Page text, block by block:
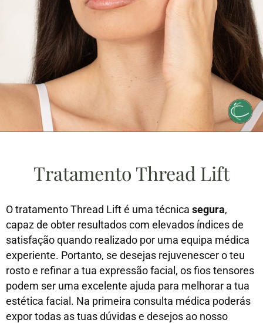
Tratamento Thread Lift
O tratamento Thread Lift é uma técnica segura,
capaz de obter resultados com elevados índices de
satisfação quando realizado por uma equipa médica
experiente. Portanto, se desejas rejuvenescer o teu
rosto e refinar a tua expressão facial, os fios tensores
podem ser uma excelente ajuda para melhorar a tua
estética facial. Na primeira consulta médica poderás
expor todas as tuas dúvidas e desejos ao nosso